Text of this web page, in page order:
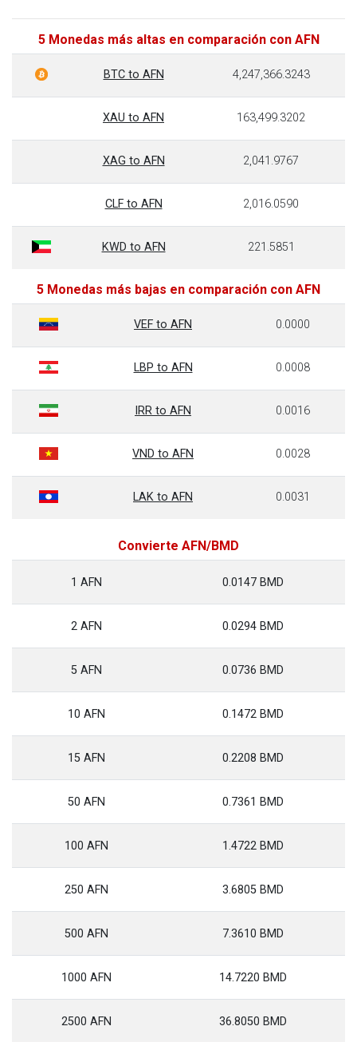
5 Monedas más altas en comparación con AFN
BTC to AFN 4,247,366.3243
XAU to AFN 163,499.3202
XAG to AFN 2,041.9767
CLF to AFN 2,016.0590
KWD to AFN 221.5851
5 Monedas más bajas en comparación con AFN
VEF to AFN 0.0000
LBP to AFN 0.0008
IRR to AFN 0.0016
VND to AFN 0.0028
LAK to AFN 0.0031
Convierte AFN/BMD
1 AFN 0.0147 BMD
2 AFN 0.0294 BMD
5 AFN 0.0736 BMD
10 AFN 0.1472 BMD
15 AFN 0.2208 BMD
50 AFN 0.7361 BMD
100 AFN 1.4722 BMD
250 AFN 3.6805 BMD
500 AFN 7.3610 BMD
1000 AFN 14.7220 BMD
2500 AFN 36.8050 BMD